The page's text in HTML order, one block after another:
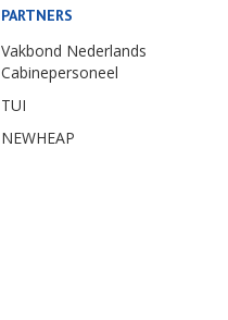
PARTNERS
Vakbond Nederlands
Cabinepersoneel
TUI
NEWHEAP